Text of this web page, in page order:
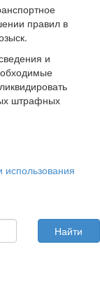
правил в
и
штрафных
использования